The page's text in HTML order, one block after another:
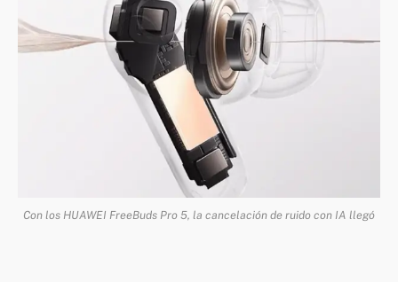
Con los HUAWEI FreeBuds Pro 5, la cancelación de ruido con IA llegó